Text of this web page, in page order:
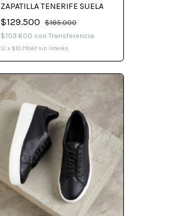
ZAPATILLA TENERIFE SUELA
$129.500
$185.000
$103.600 con Transferencia
12 x $10.791,67 sin interés